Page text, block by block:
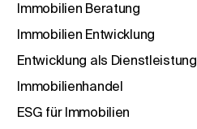
Immobilien Beratung
Immobilien Entwicklung
Entwicklung als Dienstleistung
Immobilienhandel
ESG für Immobilien